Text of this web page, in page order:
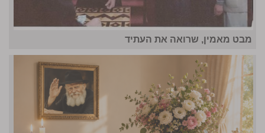
מבט מאמין, שרואה את העתיד